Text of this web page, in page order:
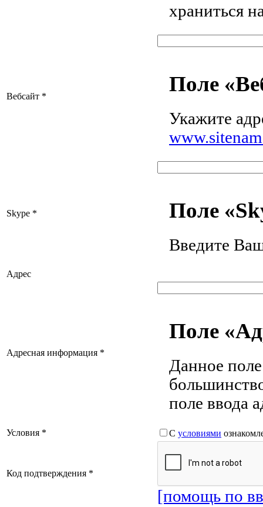
храниться
Вебсайт *
Поле
Укажите
Skype * Поле
Введите
Адрес
Адресная информация *
Поле
Данное
поле ввода
Условия * С условиями
Код подтверждения *
[помощь по